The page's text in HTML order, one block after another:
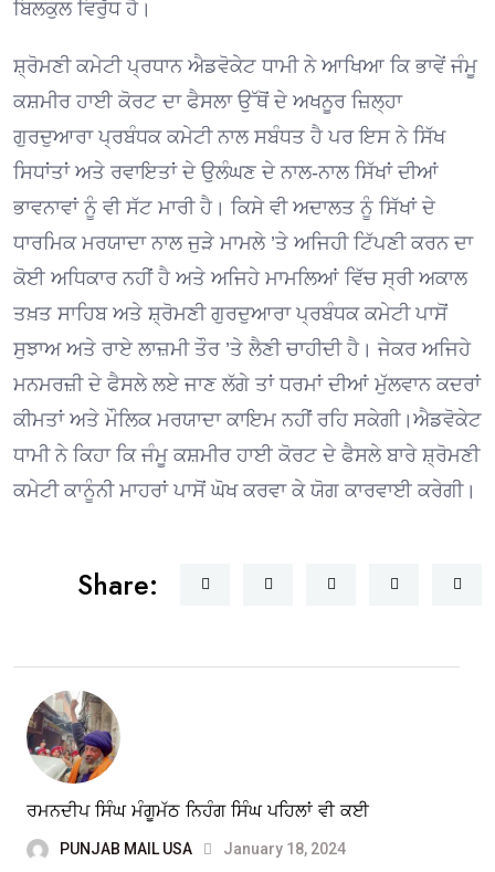
ਬਿਲਕੁਲ ਵਿਰੁੱਧ ਹੈ।
ਸ਼੍ਰੋਮਣੀ ਕਮੇਟੀ ਪ੍ਰਧਾਨ ਐਡਵੋਕੇਟ ਧਾਮੀ ਨੇ ਆਖਿਆ ਕਿ ਭਾਵੇਂ ਜੰਮੂ
ਕਸ਼ਮੀਰ ਹਾਈ ਕੋਰਟ ਦਾ ਫੈਸਲਾ ਉੱਥੋਂ ਦੇ ਅਖਨੂਰ ਜ਼ਿਲ੍ਹਾ
ਗੁਰਦੁਆਰਾ ਪ੍ਰਬੰਧਕ ਕਮੇਟੀ ਨਾਲ ਸਬੰਧਤ ਹੈ ਪਰ ਇਸ ਨੇ ਸਿੱਖ
ਸਿਧਾਂਤਾਂ ਅਤੇ ਰਵਾਇਤਾਂ ਦੇ ਉਲੰਘਣ ਦੇ ਨਾਲ-ਨਾਲ ਸਿੱਖਾਂ ਦੀਆਂ
ਭਾਵਨਾਵਾਂ ਨੂੰ ਵੀ ਸੱਟ ਮਾਰੀ ਹੈ। ਕਿਸੇ ਵੀ ਅਦਾਲਤ ਨੂੰ ਸਿੱਖਾਂ ਦੇ
ਧਾਰਮਿਕ ਮਰਯਾਦਾ ਨਾਲ ਜੁੜੇ ਮਾਮਲੇ ’ਤੇ ਅਜਿਹੀ ਟਿੱਪਣੀ ਕਰਨ ਦਾ
ਕੋਈ ਅਧਿਕਾਰ ਨਹੀਂ ਹੈ ਅਤੇ ਅਜਿਹੇ ਮਾਮਲਿਆਂ ਵਿੱਚ ਸ੍ਰੀ ਅਕਾਲ
ਤਖ਼ਤ ਸਾਹਿਬ ਅਤੇ ਸ਼੍ਰੋਮਣੀ ਗੁਰਦੁਆਰਾ ਪ੍ਰਬੰਧਕ ਕਮੇਟੀ ਪਾਸੋਂ
ਸੁਝਾਅ ਅਤੇ ਰਾਏ ਲਾਜ਼ਮੀ ਤੌਰ ’ਤੇ ਲੈਣੀ ਚਾਹੀਦੀ ਹੈ। ਜੇਕਰ ਅਜਿਹੇ
ਮਨਮਰਜ਼ੀ ਦੇ ਫੈਸਲੇ ਲਏ ਜਾਣ ਲੱਗੇ ਤਾਂ ਧਰਮਾਂ ਦੀਆਂ ਮੁੱਲਵਾਨ ਕਦਰਾਂ
ਕੀਮਤਾਂ ਅਤੇ ਮੌਲਿਕ ਮਰਯਾਦਾ ਕਾਇਮ ਨਹੀਂ ਰਹਿ ਸਕੇਗੀ।ਐਡਵੋਕੇਟ
ਧਾਮੀ ਨੇ ਕਿਹਾ ਕਿ ਜੰਮੂ ਕਸ਼ਮੀਰ ਹਾਈ ਕੋਰਟ ਦੇ ਫੈਸਲੇ ਬਾਰੇ ਸ਼੍ਰੋਮਣੀ
ਕਮੇਟੀ ਕਾਨੂੰਨੀ ਮਾਹਰਾਂ ਪਾਸੋਂ ਘੋਖ ਕਰਵਾ ਕੇ ਯੋਗ ਕਾਰਵਾਈ ਕਰੇਗੀ।
Share:
ਰਮਨਦੀਪ ਸਿੰਘ ਮੰਗੂਮੱਠ ਨਿਹੰਗ ਸਿੰਘ ਪਹਿਲਾਂ ਵੀ ਕਈ
PUNJAB MAIL USA January 18, 2024